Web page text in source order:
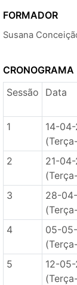
FORMADOR
Susana
CRONOGRAMA
Sessão
Data
1
14-
2
21-
3
28-
4
05-
5
12-